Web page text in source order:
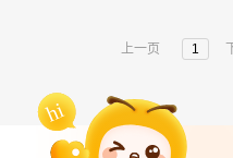
上一页 1